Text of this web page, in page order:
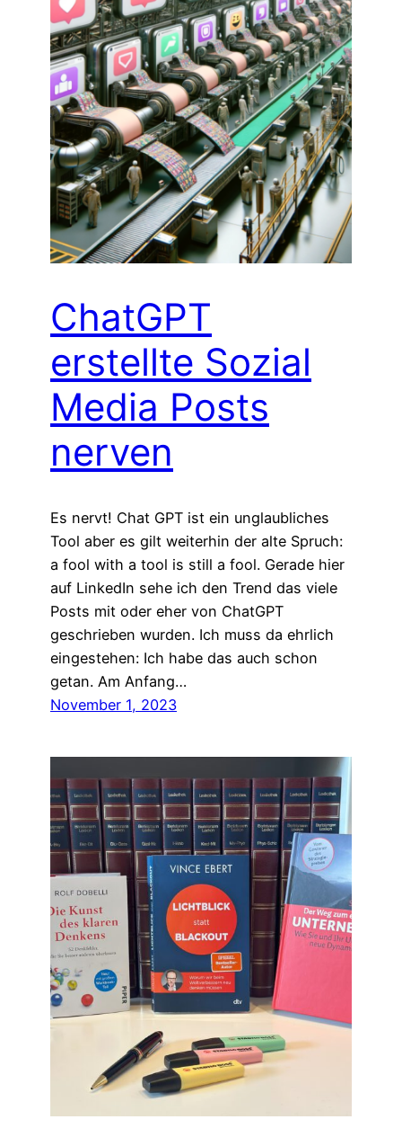
ChatGPT
erstellte Sozial
Media Posts
nerven
Es nervt! Chat GPT ist ein unglaubliches
Tool aber es gilt weiterhin der alte Spruch:
a fool with a tool is still a fool. Gerade hier
auf LinkedIn sehe ich den Trend das viele
Posts mit oder eher von ChatGPT
geschrieben wurden. Ich muss da ehrlich
eingestehen: Ich habe das auch schon
getan. Am Anfang…
November 1, 2023